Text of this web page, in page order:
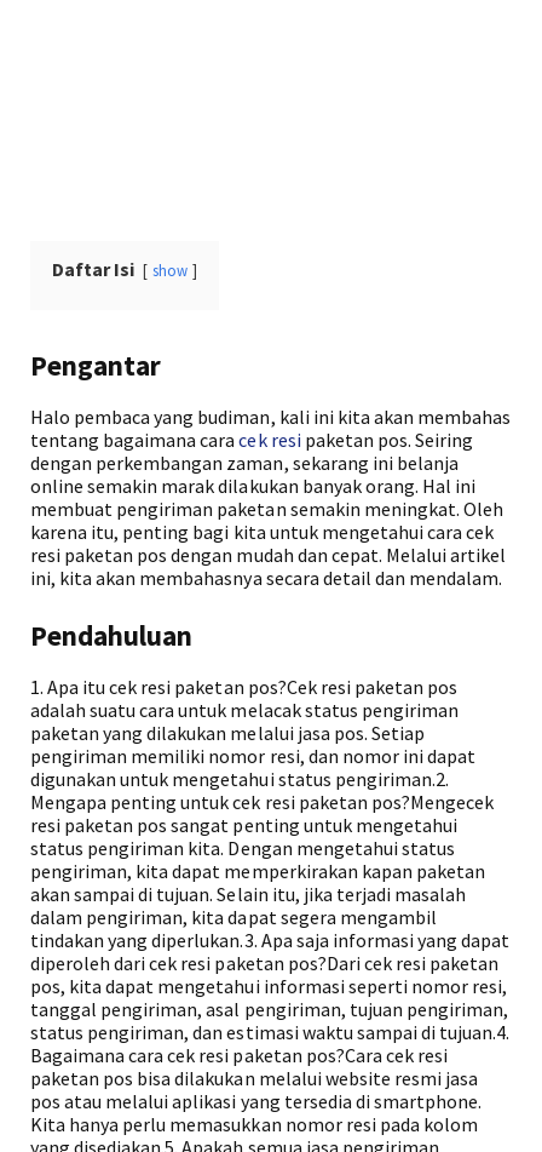
Daftar Isi show
Pengantar
Halo pembaca yang budiman, kali ini kita akan membahas
tentang bagaimana caracek resi paketan pos. Seiring
dengan perkembangan zaman, sekarang ini belanja
online semakin marak dilakukan banyak orang. Hal ini
membuat pengiriman paketan semakin meningkat. Oleh
karena itu, penting bagi kita untuk mengetahui cara cek
resi paketan pos dengan mudah dan cepat. Melalui artikel
ini, kita akan membahasnya secara detail dan mendalam.
Pendahuluan
1. Apa itu cek resi paketan pos?Cek resi paketan pos
adalah suatu cara untuk melacak status pengiriman
paketan yang dilakukan melalui jasa pos. Setiap
pengiriman memiliki nomor resi, dan nomor ini dapat
digunakan untuk mengetahui status pengiriman.2.
Mengapa penting untuk cek resi paketan pos?Mengecek
resi paketan pos sangat penting untuk mengetahui
status pengiriman kita. Dengan mengetahui status
pengiriman, kita dapat memperkirakan kapan paketan
akan sampai di tujuan. Selain itu, jika terjadi masalah
dalam pengiriman, kita dapat segera mengambil
tindakan yang diperlukan.3. Apa saja informasi yang dapat
diperoleh dari cek resi paketan pos?Dari cek resi paketan
pos, kita dapat mengetahui informasi seperti nomor resi,
tanggal pengiriman, asal pengiriman, tujuan pengiriman,
status pengiriman, dan estimasi waktu sampai di tujuan.4.
Bagaimana cara cek resi paketan pos?Cara cek resi
paketan pos bisa dilakukan melalui website resmi jasa
pos atau melalui aplikasi yang tersedia di smartphone.
Kita hanya perlu memasukkan nomor resi pada kolom
yang disediakan.5. Apakah semua jasa pengiriman